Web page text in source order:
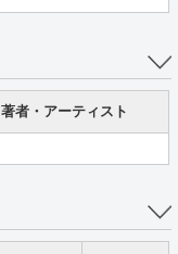
著者・アーティスト